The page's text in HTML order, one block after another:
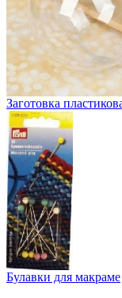
Заготовка
Булавки для макраме